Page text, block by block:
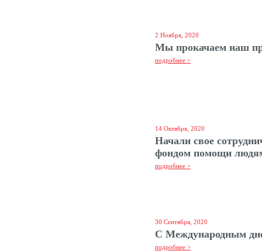
2 Ноября, 2020
Мы прокачаем наш
подробнее >
14 Октября, 2020
Начали свое
фондом помощи
подробнее >
30 Сентября, 2020
С Международным
подробнее >